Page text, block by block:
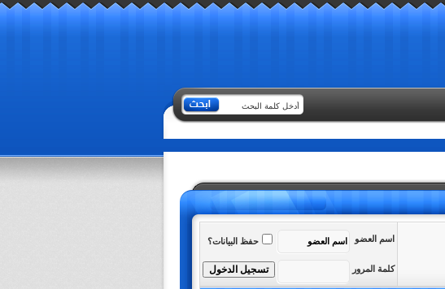
اسم العضو حفظ البيانات؟
كلمة المرور